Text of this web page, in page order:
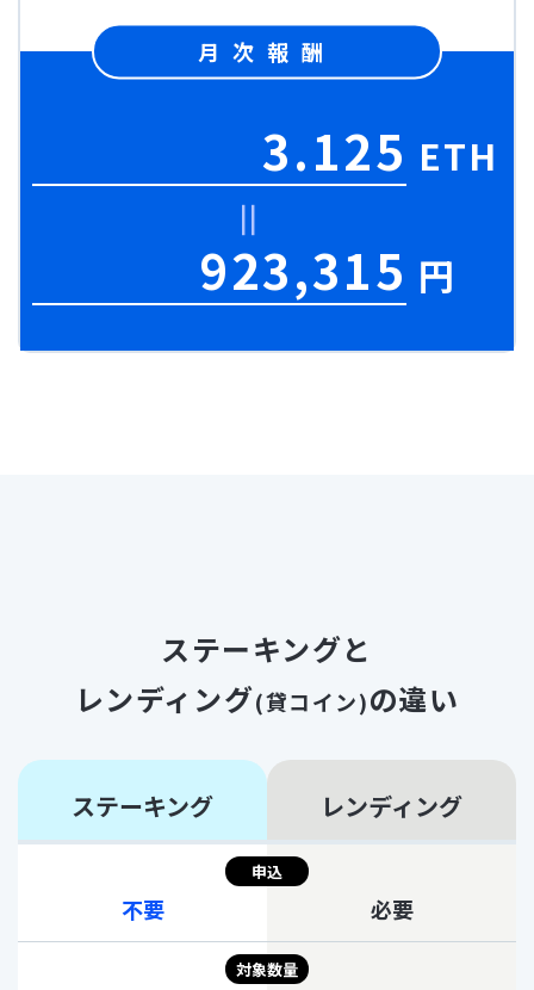
月次報酬
3.125 ETH
923,315 円
ステーキングと
レンディング(貸コイン)の違い
ステーキング レンディング
申込
不要 必要
対象数量